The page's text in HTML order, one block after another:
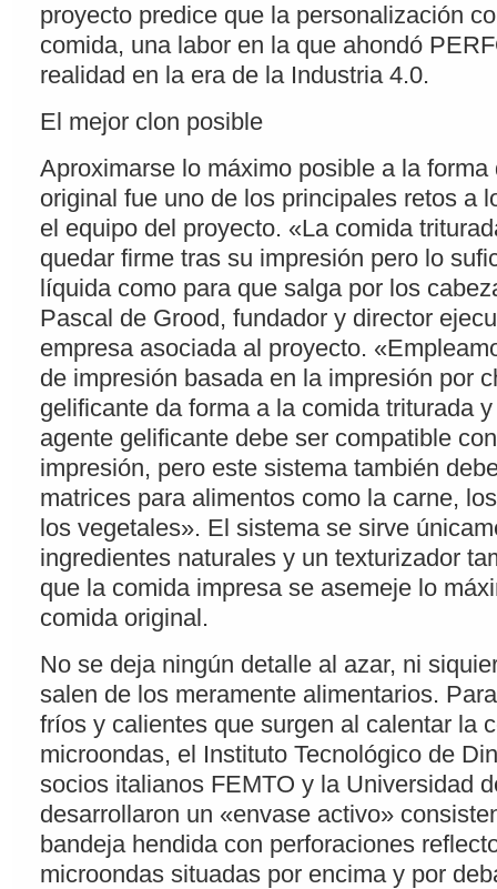
proyecto predice que la personalización
comida, una labor en la que ahondó
realidad en la era de la Industria 4.0.
El mejor clon posible
Aproximarse lo máximo posible a la forma
original fue uno de los principales retos a
el equipo del proyecto. «La comida
quedar firme tras su impresión pero lo
líquida como para que salga por los
Pascal de Grood, fundador y director
empresa asociada al proyecto.
de impresión basada en la impresión por
gelificante da forma a la comida triturada
agente gelificante debe ser compatible
impresión, pero este sistema también
matrices para alimentos como la carne,
los vegetales». El sistema se sirve
ingredientes naturales y un texturizador
que la comida impresa se asemeje lo
comida original.
No se deja ningún detalle al azar, ni
salen de los meramente alimentarios.
fríos y calientes que surgen al calentar la
microondas, el Instituto Tecnológico de
socios italianos FEMTO y la Universidad
desarrollaron un «envase activo»
bandeja hendida con perforaciones
microondas situadas por encima y por